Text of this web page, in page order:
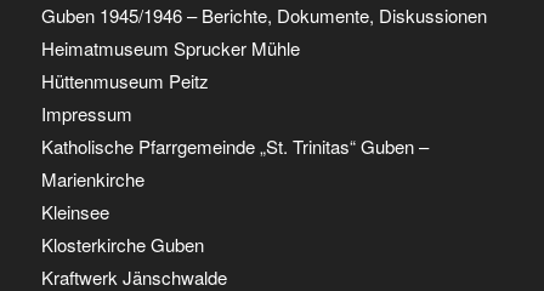
Guben 1945/1946 – Berichte, Dokumente, Diskussionen
Heimatmuseum Sprucker Mühle
Hüttenmuseum Peitz
Impressum
Katholische Pfarrgemeinde „St. Trinitas“ Guben –
Marienkirche
Kleinsee
Klosterkirche Guben
Kraftwerk Jänschwalde